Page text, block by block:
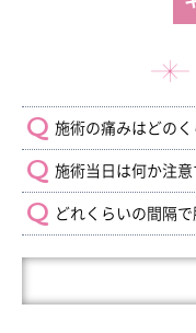
施術の痛みはどのく
施術当日は何か注
どれくらいの間隔
HP
検